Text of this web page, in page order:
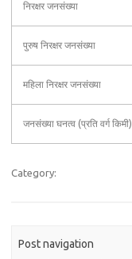
निरक्षर जनसंख्या
पुरुष निरक्षर जनसंख्या
महिला निरक्षर जनसंख्या
जनसंख्या घनत्व (प्रति वर्ग किमी)
Category:
Post navigation